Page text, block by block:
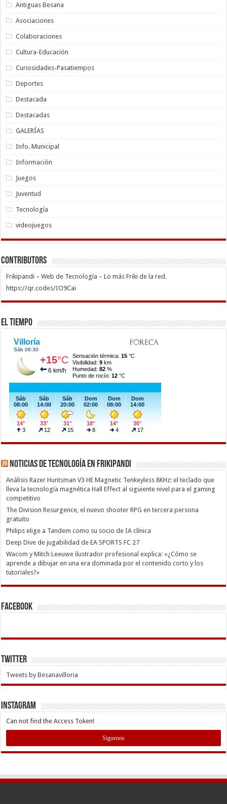
Antiguas Besana
Asociaciones
Colaboraciones
Cultura-Educación
Curiosidades-Pasatiempos
Deportes
Destacada
Destacadas
GALERÍAS
Info. Municipal
Información
Juegos
Juventud
Tecnología
videojuegos
Contributors
Frikipandi – Web de Tecnología – Lo más Friki de la red.
https://qr.codes/IO9Cai
El Tiempo
Noticias de Tecnología en Frikipandi
Análisis Razer Huntsman V3 HE Magnetic Tenkeyless 8KHz: el teclado que
lleva la tecnología magnética Hall Effect al siguiente nivel para el gaming
competitivo
The Division Resurgence, el nuevo shooter RPG en tercera persona
gratuito
Philips elige a Tandem como su socio de IA clínica
Deep Dive de jugabilidad de EA SPORTS FC 27
Wacom y Mitch Leeuwe ilustrador profesional explica: «¿Cómo se
aprende a dibujar en una era dominada por el contenido corto y los
tutoriales?»
Facebook
Twitter
Tweets by Besanavilloria
INSTAGRAM
Can not find the Access Token!
Siguenos